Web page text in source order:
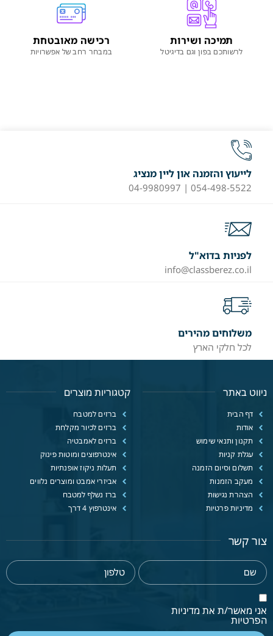
תמיכה ושירות
לרשותכם בפון וגם בדיגיטל
רכישה מאובטחת
במבחר רחב של אפשרויות
לייעוץ והזמנה און ליין מנציג
054-498-5522 | 04-9980997
לפניות בדוא"ל
info@classberez.co.il
משלוחים מהירים
לכל חלקי הארץ
ניווט באתר
דף הבית
אודות
תקנון ותנאי שימוש
עגלת קניות
תשלום וסיום הזמנה
מעקב הזמנות
הצהרת נגישות
מדיניות פרטיות
קטגוריות מוצרים
ברזים למטבח
ברזים לכיור מקלחת
ברזים לאמבטיה
אינטרפוצים ומוטות פינוק
תעלות ניקוז אופנתיות
אביזרי אמבט ומוצרים נלווים
ברז נשלף למטבח
אינטרפוץ 4 דרך
צור קשר
אני מאשר/ת את מדיניות
הפרטיות